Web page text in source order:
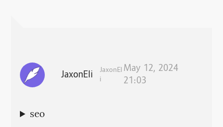
JaxonEli
JaxonEl
i
May 12, 2024
21:03
seo